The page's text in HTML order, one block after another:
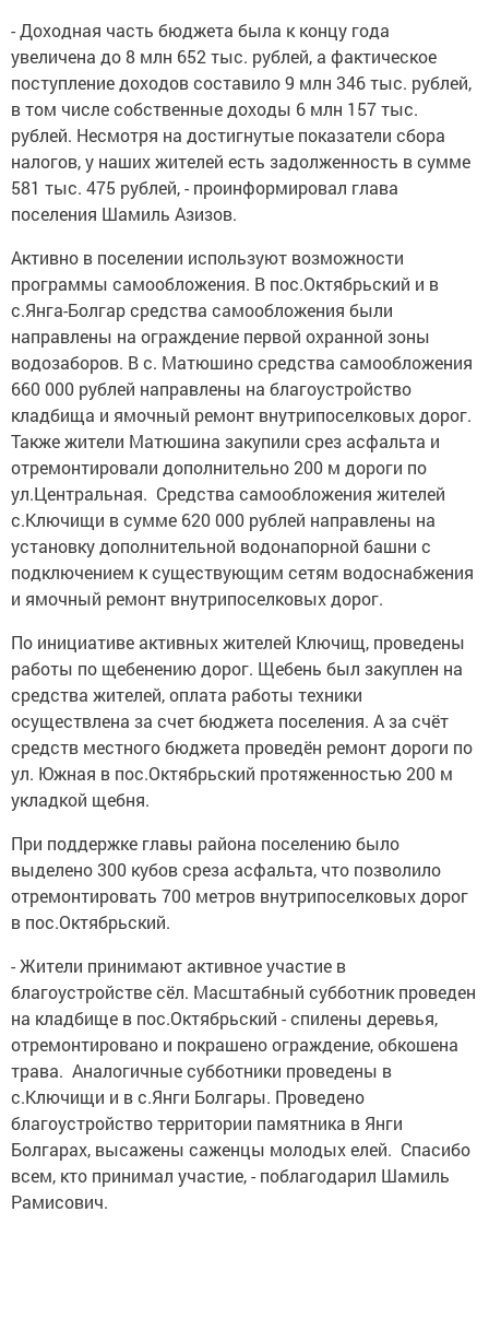
- Доходная часть бюджета была к концу года
увеличена до 8 млн 652 тыс. рублей, а фактическое
поступление доходов составило 9 млн 346 тыс. рублей,
в том числе собственные доходы 6 млн 157 тыс.
рублей. Несмотря на достигнутые показатели сбора
налогов, у наших жителей есть задолженность в сумме
581 тыс. 475 рублей, - проинформировал глава
поселения Шамиль Азизов.
Активно в поселении используют возможности
программы самообложения. В пос.Октябрьский и в
с.Янга-Болгар средства самообложения были
направлены на ограждение первой охранной зоны
водозаборов. В с. Матюшино средства самообложения
660 000 рублей направлены на благоустройство
кладбища и ямочный ремонт внутрипоселковых дорог.
Также жители Матюшина закупили срез асфальта и
отремонтировали дополнительно 200 м дороги по
ул.Центральная. Средства самообложения жителей
с.Ключищи в сумме 620 000 рублей направлены на
установку дополнительной водонапорной башни с
подключением к существующим сетям водоснабжения
и ямочный ремонт внутрипоселковых дорог.
По инициативе активных жителей Ключищ, проведены
работы по щебенению дорог. Щебень был закуплен на
средства жителей, оплата работы техники
осуществлена за счет бюджета поселения. А за счёт
средств местного бюджета проведён ремонт дороги по
ул. Южная в пос.Октябрьский протяженностью 200 м
укладкой щебня.
При поддержке главы района поселению было
выделено 300 кубов среза асфальта, что позволило
отремонтировать 700 метров внутрипоселковых дорог
в пос.Октябрьский.
- Жители принимают активное участие в
благоустройстве сёл. Масштабный субботник проведен
на кладбище в пос.Октябрьский - спилены деревья,
отремонтировано и покрашено ограждение, обкошена
трава. Аналогичные субботники проведены в
с.Ключищи и в с.Янги Болгары. Проведено
благоустройство территории памятника в Янги
Болгарах, высажены саженцы молодых елей. Спасибо
всем, кто принимал участие, - поблагодарил Шамиль
Рамисович.